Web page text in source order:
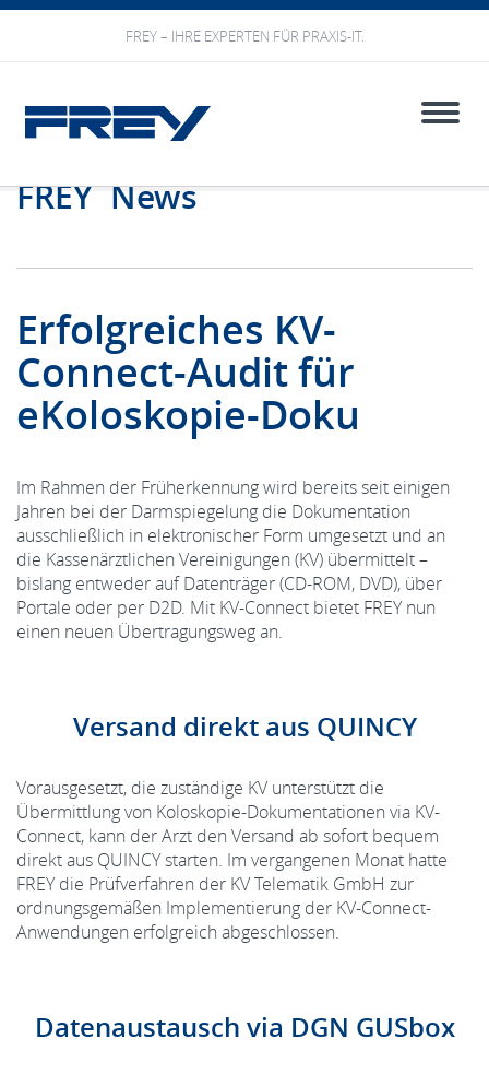
FREY – IHRE EXPERTEN FÜR PRAXIS-IT.
Toggle
FREY News
Erfolgreiches KV-
Connect-Audit für
eKoloskopie-Doku
Im Rahmen der Früherkennung wird bereits seit einigen
Jahren bei der Darmspiegelung die Dokumentation
ausschließlich in elektronischer Form umgesetzt und an
die Kassenärztlichen Vereinigungen (KV) übermittelt –
bislang entweder auf Datenträger (CD-ROM, DVD), über
Portale oder per D2D. Mit KV-Connect bietet FREY nun
einen neuen Übertragungsweg an.
Versand direkt aus QUINCY
Vorausgesetzt, die zuständige KV unterstützt die
Übermittlung von Koloskopie-Dokumentationen via KV-
Connect, kann der Arzt den Versand ab sofort bequem
direkt aus QUINCY starten. Im vergangenen Monat hatte
FREY die Prüfverfahren der KV Telematik GmbH zur
ordnungsgemäßen Implementierung der KV-Connect-
Anwendungen erfolgreich abgeschlossen.
Datenaustausch via DGN GUSbox